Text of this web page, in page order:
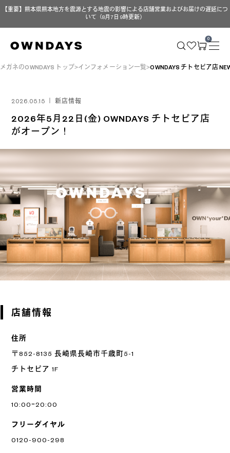
【重要】熊本県熊本地方を震源とする地震の影響による店舗営業およびお届けの遅延につ
いて（8月7日 9時更新）
0
メガネのOWNDAYS トップ インフォメーション一覧 OWNDAYS チトセピア店
2026.05.15 ｜ 新店情報
2026年5月22日(金) OWNDAYS チトセピア店
がオープン！
店舗情報
住所
〒852-8135 長崎県長崎市千歳町5-1
チトセピア 1F
営業時間
10:00ｰ20:00
フリーダイヤル
0120-900-298